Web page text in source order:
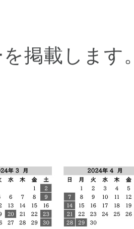
掲載します。